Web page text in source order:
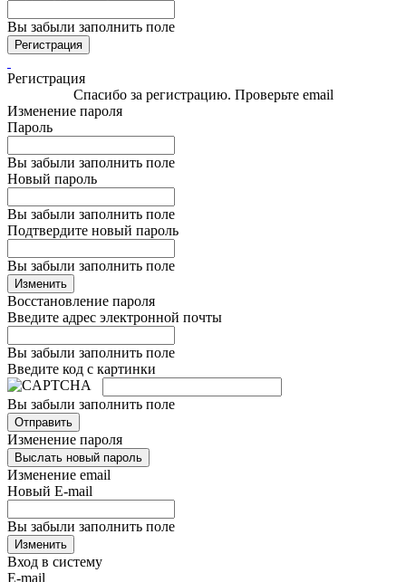
Вы забыли заполнить поле
Регистрация
Регистрация
Спасибо за регистрацию. Проверьте email
Изменение пароля
Пароль
Вы забыли заполнить поле
Новый пароль
Вы забыли заполнить поле
Подтвердите новый пароль
Вы забыли заполнить поле
Изменить
Восстановление пароля
Введите адрес электронной почты
Вы забыли заполнить поле
Введите код с картинки
Вы забыли заполнить поле
Отправить
Изменение пароля
Выслать новый пароль
Изменение email
Новый E-mail
Вы забыли заполнить поле
Изменить
Вход в систему
E-mail